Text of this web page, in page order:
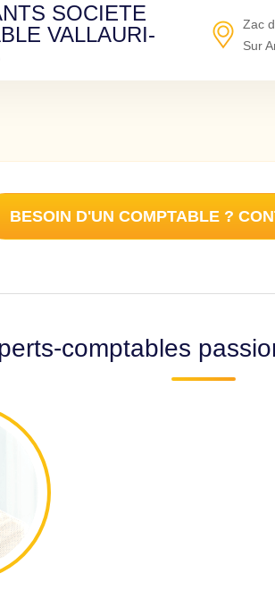
SOCIETE
VALLAURI-
Zac
Sur
BESOIN D'UN COMPTABLE ?
comptables